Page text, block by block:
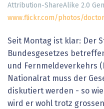
Attribution-ShareAlike 2.0
www.flickr.com/photos/
Seit Montag ist klar: Der
Bundesgesetzes
und Fernmeldeverkehrs
Nationalrat muss der
diskutiert werden - so
wird er wohl trotz